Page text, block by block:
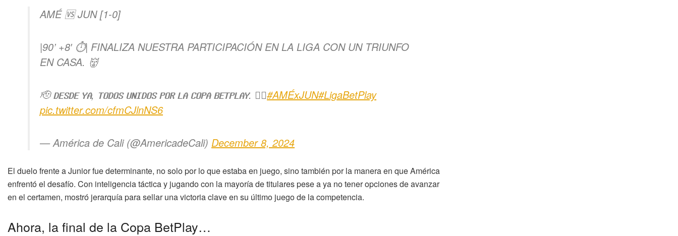
AMÉ 🆚 JUN [1-0]
|90’ +8′ ⏱| FINALIZA NUESTRA PARTICIPACIÓN EN LA LIGA CON UN TRIUNFO
EN CASA. 👹
🫡 𝗗𝗘𝗦𝗗𝗘 𝗬𝗔, 𝗧𝗢𝗗𝗢𝗦 𝗨𝗡𝗜𝗗𝗢𝗦 𝗣𝗢𝗥 𝗟𝗔 𝗖𝗢𝗣𝗔 𝗕𝗘𝗧𝗣𝗟𝗔𝗬. ❤️‍🔥#AMÉxJUN#LigaBetPlay
pic.twitter.com/cfmCJlnNS6
— América de Cali (@AmericadeCali) December 8, 2024
El duelo frente a Junior fue determinante, no solo por lo que estaba en juego, sino también por la manera en que América
enfrentó el desafío. Con inteligencia táctica y jugando con la mayoría de titulares pese a ya no tener opciones de avanzar
en el certamen, mostró jerarquía para sellar una victoria clave en su último juego de la competencia.
Ahora, la final de la Copa BetPlay…